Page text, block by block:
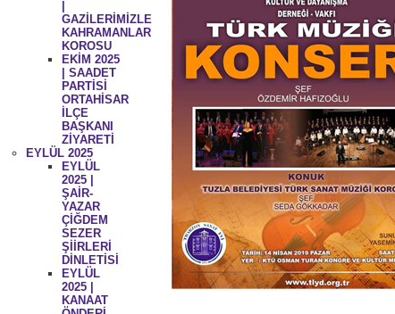
GAZİLERİMİZLE
KAHRAMANLAR
KOROSU
EKİM 2025
| SAADET
PARTİSİ
ORTAHİSAR
İLÇE
BAŞKANI
ZİYARETİ
EYLÜL 2025
EYLÜL
2025 |
ŞAİR-
YAZAR
ÇİĞDEM
SEZER
ŞİİRLERİ
DİNLETİSİ
EYLÜL
2025 |
KANAAT